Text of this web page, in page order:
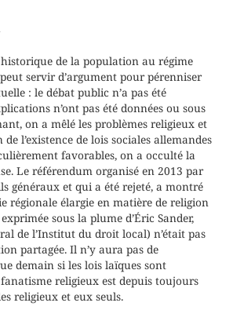
de la population au régime
servir d’argument pour pérenniser
: le débat public n’a pas été
n’ont pas été données ou sous
on a mêlé les problèmes religieux et
l’existence de lois sociales allemandes
favorables, on a occulté la
Le référendum organisé en 2013 par
généraux et qui a été rejeté, a montré
régionale élargie en matière de religion
sous la plume d’Éric Sander,
de l’Institut du droit local) n’était pas
partagée. Il n’y aura pas de
demain si les lois laïques sont
religieux est depuis toujours
religieux et eux seuls.